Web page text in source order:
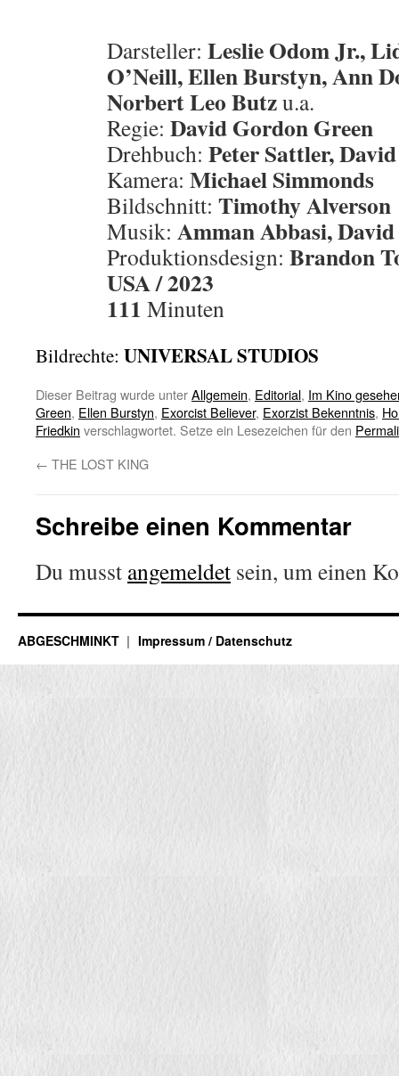
Darsteller: Leslie Odom Jr.,
O’Neill, Ellen Burstyn, Ann
Norbert Leo Butzu.a.
Regie: David Gordon Green
Drehbuch: Peter Sattler,
Kamera: Michael Simmonds
Bildschnitt: Timothy Alverson
Musik: Amman Abbasi,
Produktionsdesign: Brandon
USA / 2023
111 Minuten
Bildrechte: UNIVERSAL STUDIOS
Dieser Beitrag wurde unterAllgemein, Editorial, Im Kino
Green, Ellen Burstyn, Exorcist Believer, Exorzist Bekenntnis,
Friedkin verschlagwortet. Setze ein Lesezeichen für den
← THE LOST KING
Schreibe einen Kommentar
Du musst angemeldet sein, um einen
ABGESCHMINKT Impressum / Datenschutz